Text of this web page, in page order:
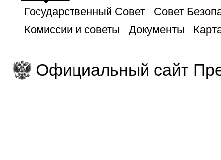
Государственный Совет
Совет
Комиссии и советы
Документы
Официальный сайт